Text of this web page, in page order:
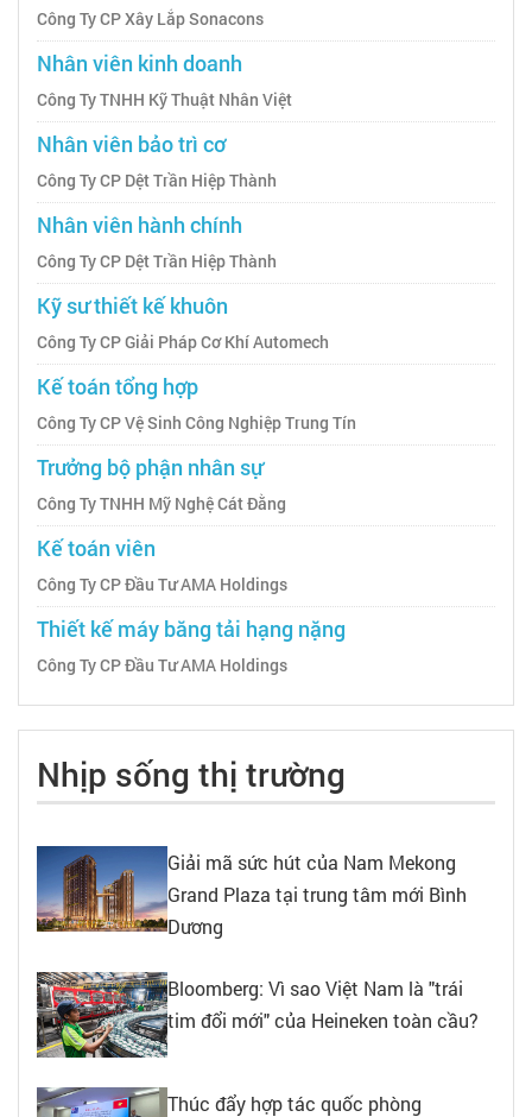
Công Ty CP Xây Lắp Sonacons
Nhân viên kinh doanh
Công Ty TNHH Kỹ Thuật Nhân Việt
Nhân viên bảo trì cơ
Công Ty CP Dệt Trần Hiệp Thành
Nhân viên hành chính
Công Ty CP Dệt Trần Hiệp Thành
Kỹ sư thiết kế khuôn
Công Ty CP Giải Pháp Cơ Khí Automech
Kế toán tổng hợp
Công Ty CP Vệ Sinh Công Nghiệp Trung Tín
Trưởng bộ phận nhân sự
Công Ty TNHH Mỹ Nghệ Cát Đằng
Kế toán viên
Công Ty CP Đầu Tư AMA Holdings
Thiết kế máy băng tải hạng nặng
Công Ty CP Đầu Tư AMA Holdings
Nhịp sống thị trường
Giải mã sức hút của Nam Mekong
Grand Plaza tại trung tâm mới Bình
Dương
Bloomberg: Vì sao Việt Nam là "trái
tim đổi mới" của Heineken toàn cầu?
Thúc đẩy hợp tác quốc phòng